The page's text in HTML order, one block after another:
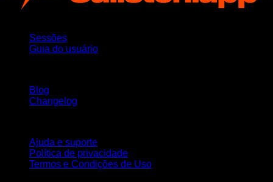
Sessões
Guia do usuário
Blog
Changelog
Ajuda e suporte
Política de privacidade
Termos e Condições de Uso